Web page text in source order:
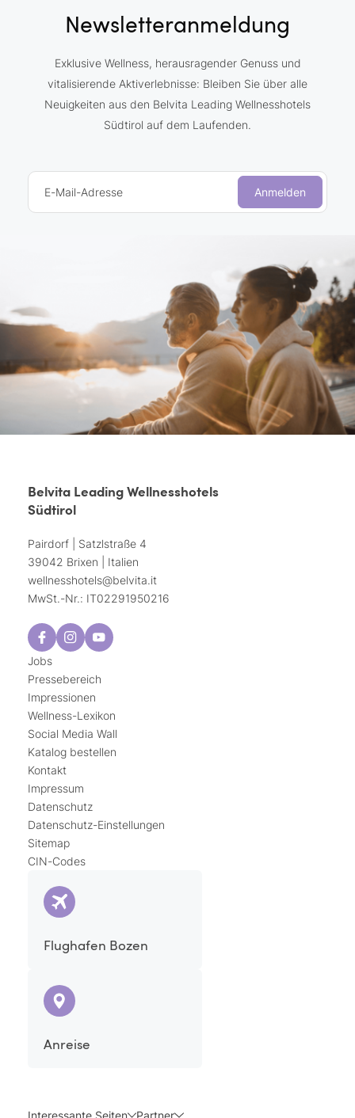
Newsletteranmeldung
Exklusive Wellness, herausragender Genuss und
vitalisierende Aktiverlebnisse: Bleiben Sie über alle
Neuigkeiten aus den Belvita Leading Wellnesshotels
Südtirol auf dem Laufenden.
E-Mail-Adresse Anmelden
Belvita Leading Wellnesshotels
Südtirol
Pairdorf | Satzlstraße 4
39042 Brixen | Italien
wellnesshotels@belvita.it
MwSt.-Nr.: IT02291950216
Jobs
Pressebereich
Impressionen
Wellness-Lexikon
Social Media Wall
Katalog bestellen
Kontakt
Impressum
Datenschutz
Datenschutz-Einstellungen
Sitemap
CIN-Codes
Flughafen Bozen
Anreise
Interessante Seiten Partner